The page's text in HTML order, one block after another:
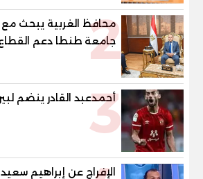
2
محافظ الغربية يبحث
جامعة طنطا دعم القطاع
الاستفادة من الخبرات
3
أحمدعبد القادر ينضم لبيراميدز